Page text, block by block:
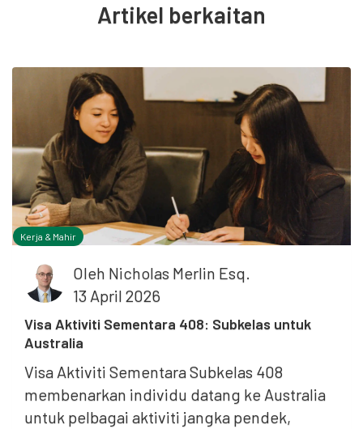
Artikel berkaitan
Kerja & Mahir
Oleh Nicholas Merlin Esq.
13 April 2026
Visa Aktiviti Sementara 408: Subkelas untuk
Australia
Visa Aktiviti Sementara Subkelas 408
membenarkan individu datang ke Australia
untuk pelbagai aktiviti jangka pendek,